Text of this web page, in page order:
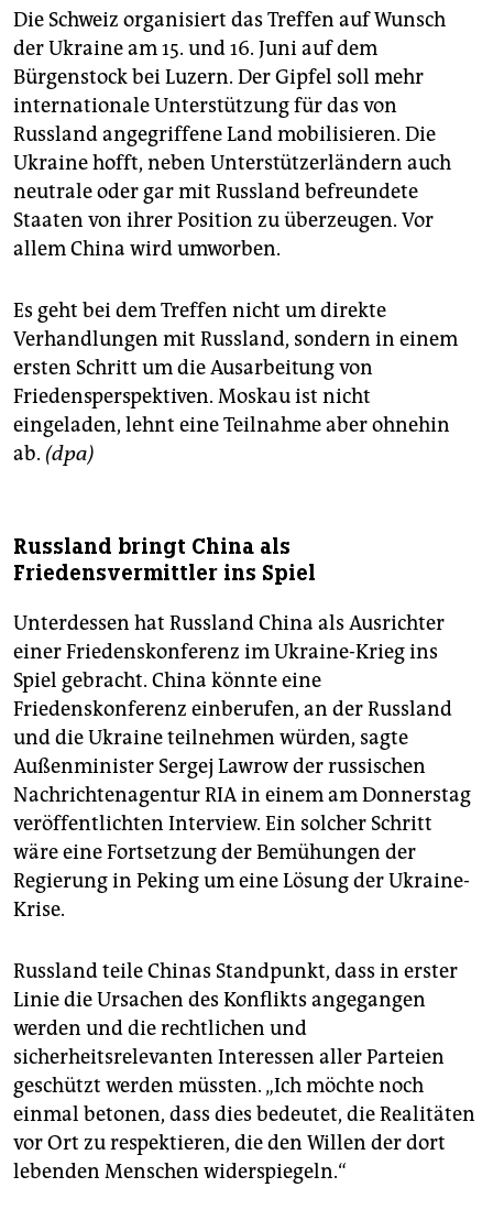
Die Schweiz organisiert das Treffen auf Wunsch
der Ukraine am 15. und 16. Juni auf dem
Bürgenstock bei Luzern. Der Gipfel soll mehr
internationale Unterstützung für das von
Russland angegriffene Land mobilisieren. Die
Ukraine hofft, neben Unterstützerländern auch
neutrale oder gar mit Russland befreundete
Staaten von ihrer Position zu überzeugen. Vor
allem China wird umworben.
Es geht bei dem Treffen nicht um direkte
Verhandlungen mit Russland, sondern in einem
ersten Schritt um die Ausarbeitung von
Friedensperspektiven. Moskau ist nicht
eingeladen, lehnt eine Teilnahme aber ohnehin
ab. (dpa)
Russland bringt China als
Friedensvermittler ins Spiel
Unterdessen hat Russland China als Ausrichter
einer Friedenskonferenz im Ukraine-Krieg ins
Spiel gebracht. China könnte eine
Friedenskonferenz einberufen, an der Russland
und die Ukraine teilnehmen würden, sagte
Außenminister Sergej Lawrow der russischen
Nachrichtenagentur RIA in einem am Donnerstag
veröffentlichten Interview. Ein solcher Schritt
wäre eine Fortsetzung der Bemühungen der
Regierung in Peking um eine Lösung der Ukraine-
Krise.
Russland teile Chinas Standpunkt, dass in erster
Linie die Ursachen des Konflikts angegangen
werden und die rechtlichen und
sicherheitsrelevanten Interessen aller Parteien
geschützt werden müssten. „Ich möchte noch
einmal betonen, dass dies bedeutet, die Realitäten
vor Ort zu respektieren, die den Willen der dort
lebenden Menschen widerspiegeln.“